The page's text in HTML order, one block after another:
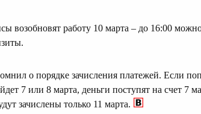
возобновят работу 10 марта – до 16:00
о порядке зачисления платежей. Если
7 или 8 марта, деньги поступят на счет 7
зачислены только 11 марта.